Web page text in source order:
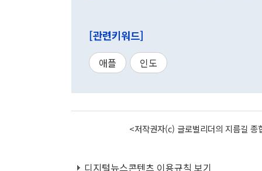
[관련키워드]
애플 인도
<저작권자(c) 글로벌리더의 지름길
디지털뉴스콘텐츠 이용규칙 보기